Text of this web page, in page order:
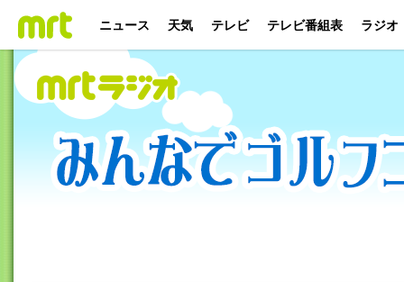
ニュース 天気 テレビ テレビ番組表 ラジオ